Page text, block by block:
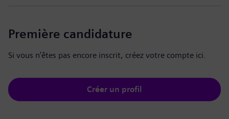
Première candidature
Si vous n’êtes pas encore inscrit, créez votre compte ici.
Créer un profil